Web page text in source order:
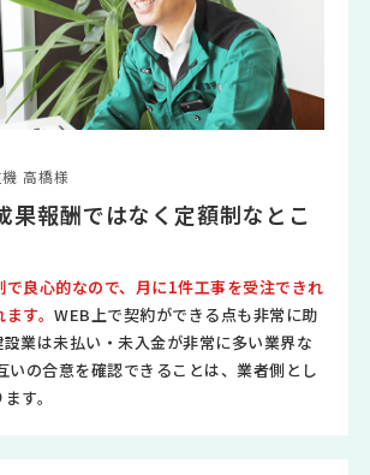
高橋様
果報酬ではなく定額制なとこ
良心的なので、月に1件工事を受注できれ
ます。WEB上で契約ができる点も非常に助
設業は未払い・未入金が非常に多い業界な
いの合意を確認できることは、業者側とし
す。